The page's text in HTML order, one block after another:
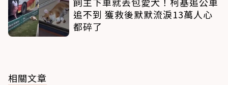
追不到 獲救後默默流淚13萬人心
都碎了
相關文章